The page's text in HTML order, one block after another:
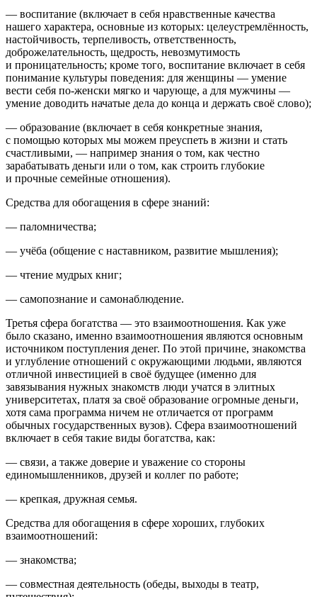
— воспитание (включает в себя нравственные качества
нашего характера, основные из которых: целеустремлённость,
настойчивость, терпеливость, ответственность,
доброжелательность, щедрость, невозмутимость
и проницательность; кроме того, воспитание включает в себя
понимание культуры поведения: для женщины — умение
вести себя по-женски мягко и чарующе, а для мужчины —
умение доводить начатые дела до конца и держать своё слово);
— образование (включает в себя конкретные знания,
с помощью которых мы можем преуспеть в жизни и стать
счастливыми, — например знания о том, как честно
зарабатывать деньги или о том, как строить глубокие
и прочные семейные отношения).
Средства для обогащения в сфере знаний:
— паломничества;
— учёба (общение с наставником, развитие мышления);
— чтение мудрых книг;
— самопознание и самонаблюдение.
Третья сфера богатства — это взаимоотношения. Как уже
было сказано, именно взаимоотношения являются основным
источником поступления денег. По этой причине, знакомства
и углубление отношений с окружающими людьми, являются
отличной инвестицией в своё будущее (именно для
завязывания нужных знакомств люди учатся в элитных
университетах, платя за своё образование огромные деньги,
хотя сама программа ничем не отличается от программ
обычных государственных вузов). Сфера взаимоотношений
включает в себя такие виды богатства, как:
— связи, а также доверие и уважение со стороны
единомышленников, друзей и коллег по работе;
— крепкая, дружная семья.
Средства для обогащения в сфере хороших, глубоких
взаимоотношений:
— знакомства;
— совместная деятельность (обеды, выходы в театр,